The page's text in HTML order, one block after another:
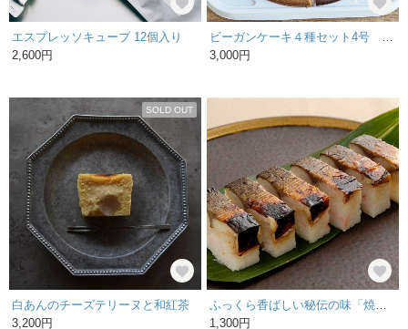
エスプレッソキューブ 12個入り
2,600円
3,000円
SOLD OUT
白あんのチーズテリーヌと和紅茶
3,200円
1,300円